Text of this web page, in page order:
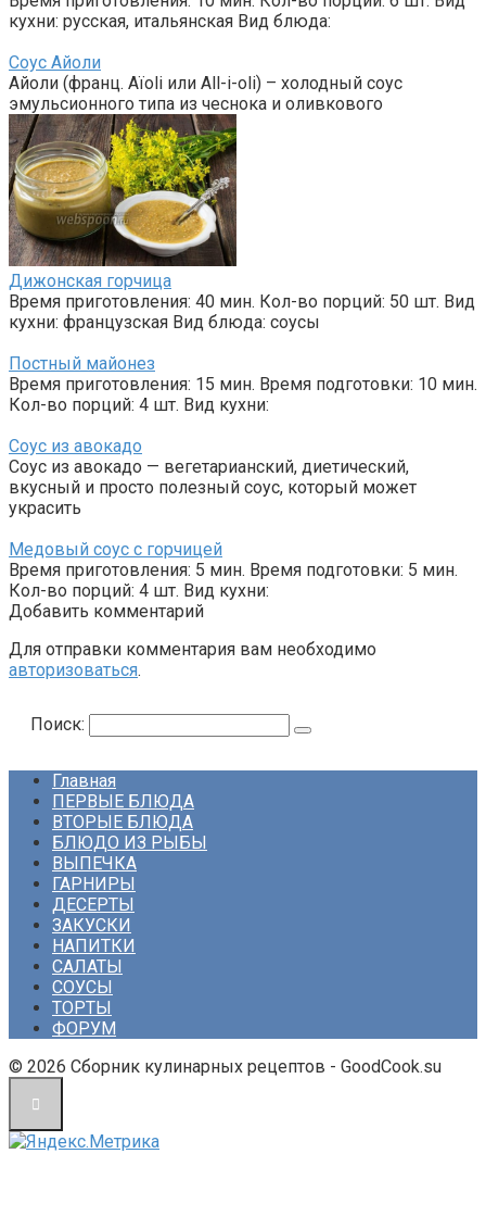
кухни: русская, итальянская Вид блюда:
Соус Айоли
Айоли (франц. Aïoli или All-i-oli) – холодный соус
эмульсионного типа из чеснока и оливкового
Дижонская горчица
Время приготовления: 40 мин. Кол-во порций: 50 шт. Вид
кухни: французская Вид блюда: соусы
Постный майонез
Время приготовления: 15 мин. Время подготовки: 10 мин.
Кол-во порций: 4 шт. Вид кухни:
Соус из авокадо
Соус из авокадо — вегетарианский, диетический,
вкусный и просто полезный соус, который может
украсить
Медовый соус с горчицей
Время приготовления: 5 мин. Время подготовки: 5 мин.
Кол-во порций: 4 шт. Вид кухни:
Добавить комментарий
Для отправки комментария вам необходимо
авторизоваться.
Поиск:
Главная
ПЕРВЫЕ БЛЮДА
ВТОРЫЕ БЛЮДА
БЛЮДО ИЗ РЫБЫ
ВЫПЕЧКА
ГАРНИРЫ
ДЕСЕРТЫ
ЗАКУСКИ
НАПИТКИ
САЛАТЫ
СОУСЫ
ТОРТЫ
ФОРУМ
© 2026 Сборник кулинарных рецептов - GoodCook.su